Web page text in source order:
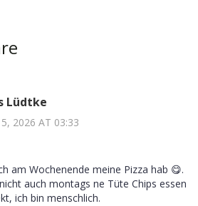
Lüdtke
2026 AT 03:33
am Wochenende meine Pizza hab 😋.
auch montags ne Tüte Chips essen
ich bin menschlich.